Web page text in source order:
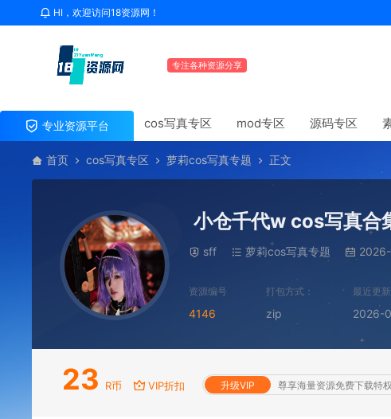
HI，欢迎访问18资源网！
专注各种资源分享
专业资源平台 cos写真专区 mod专区 源码专区
首页 cos写真专区 萝莉cos写真专题 正文
小仓千代w cos写真合
sff 萝莉cos写真专题
资源编号
4146
打包方式：
zip
最近更新
2026-
23 R币 VIP折扣 升级VIP 尊享海量资源免费下载特权